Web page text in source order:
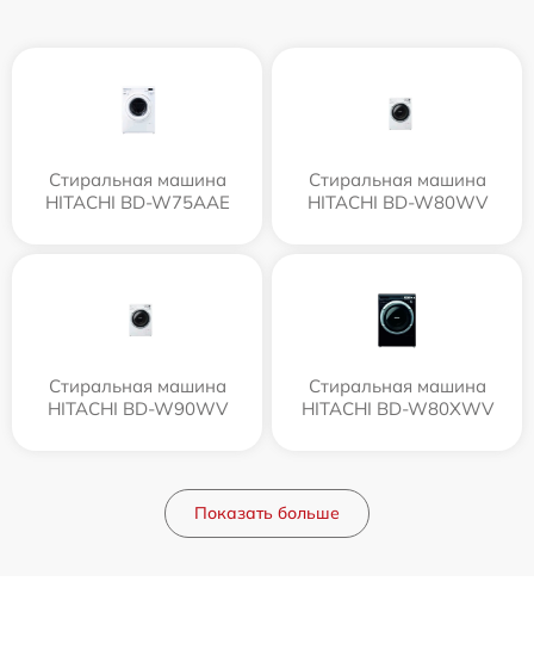
Стиральная машина
HITACHI BD-W75AAE
Стиральная машина
HITACHI BD-W80WV
Стиральная машина
HITACHI BD-W90WV
Стиральная машина
HITACHI BD-W80XWV
Показать больше